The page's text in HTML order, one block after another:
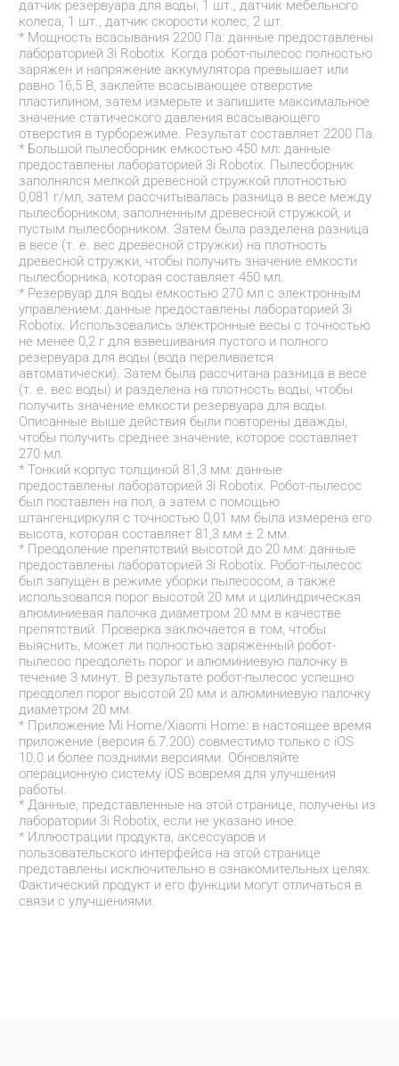
датчик резервуара для воды, 1 шт., датчик мебельного
колеса, 1 шт., датчик скорости колес, 2 шт.
* Мощность всасывания 2200 Па: данные предоставлены
лабораторией 3i Robotix. Когда робот-пылесос полностью
заряжен и напряжение аккумулятора превышает или
равно 16,5 В, заклейте всасывающее отверстие
пластилином, затем измерьте и запишите максимальное
значение статического давления всасывающего
отверстия в турборежиме. Результат составляет 2200 Па.
* Большой пылесборник емкостью 450 мл: данные
предоставлены лабораторией 3i Robotix. Пылесборник
заполнялся мелкой древесной стружкой плотностью
0,081 г/мл, затем рассчитывалась разница в весе между
пылесборником, заполненным древесной стружкой, и
пустым пылесборником. Затем была разделена разница
в весе (т. е. вес древесной стружки) на плотность
древесной стружки, чтобы получить значение емкости
пылесборника, которая составляет 450 мл.
* Резервуар для воды емкостью 270 мл с электронным
управлением: данные предоставлены лабораторией 3i
Robotix. Использовались электронные весы с точностью
не менее 0,2 г для взвешивания пустого и полного
резервуара для воды (вода переливается
автоматически). Затем была рассчитана разница в весе
(т. е. вес воды) и разделена на плотность воды, чтобы
получить значение емкости резервуара для воды.
Описанные выше действия были повторены дважды,
чтобы получить среднее значение, которое составляет
270 мл.
* Тонкий корпус толщиной 81,3 мм: данные
предоставлены лабораторией 3i Robotix. Робот-пылесос
был поставлен на пол, а затем с помощью
штангенциркуля с точностью 0,01 мм была измерена его
высота, которая составляет 81,3 мм ± 2 мм.
* Преодоление препятствий высотой до 20 мм: данные
предоставлены лабораторией 3i Robotix. Робот-пылесос
был запущен в режиме уборки пылесосом, а также
использовался порог высотой 20 мм и цилиндрическая
алюминиевая палочка диаметром 20 мм в качестве
препятствий. Проверка заключается в том, чтобы
выяснить, может ли полностью заряженный робот-
пылесос преодолеть порог и алюминиевую палочку в
течение 3 минут. В результате робот-пылесос успешно
преодолел порог высотой 20 мм и алюминиевую палочку
диаметром 20 мм.
* Приложение Mi Home/Xiaomi Home: в настоящее время
приложение (версия 6.7.200) совместимо только с iOS
10.0 и более поздними версиями. Обновляйте
операционную систему iOS вовремя для улучшения
работы.
* Данные, представленные на этой странице, получены из
лаборатории 3i Robotix, если не указано иное.
* Иллюстрации продукта, аксессуаров и
пользовательского интерфейса на этой странице
представлены исключительно в ознакомительных целях.
Фактический продукт и его функции могут отличаться в
связи с улучшениями.